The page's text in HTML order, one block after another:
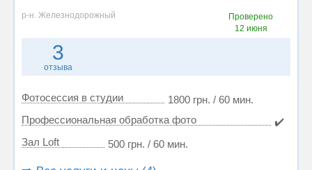
р-н. Железнодорожный
Проверено
12 июня
3
отзыва
Фотосессия в студии
1800 грн. / 60 мин.
Профессиональная обработка фото
✔️
Зал Loft
500 грн. / 60 мин.